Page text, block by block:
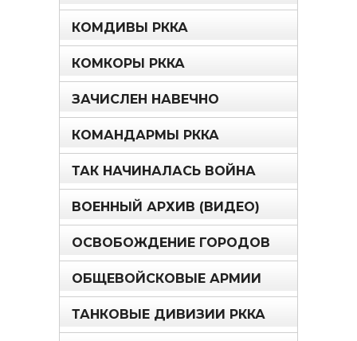
КОМДИВЫ РККА
КОМКОРЫ РККА
ЗАЧИСЛЕН НАВЕЧНО
КОМАНДАРМЫ РККА
ТАК НАЧИНАЛАСЬ ВОЙНА
ВОЕННЫЙ АРХИВ (ВИДЕО)
ОСВОБОЖДЕНИЕ ГОРОДОВ
ОБЩЕВОЙСКОВЫЕ АРМИИ
ТАНКОВЫЕ ДИВИЗИИ РККА